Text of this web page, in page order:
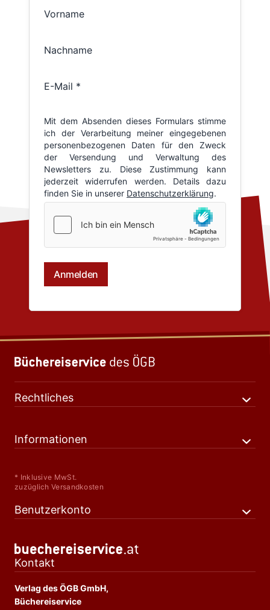
Rechtliches
Informationen
* Inklusive MwSt.
zuzüglich Versandkosten
Benutzerkonto
Kontakt
Verlag des ÖGB GmbH,
Büchereiservice